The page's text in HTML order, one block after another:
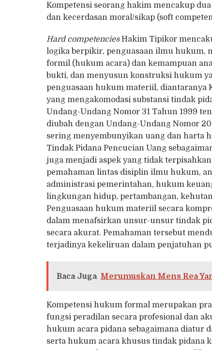
Kompetensi seorang hakim mencakup
dan kecerdasan moral/sikap (soft
Hard competenciesHakim Tipikor
logika berpikir, penguasaan ilmu hukum,
formil (hukum acara) dan kemampuan
bukti, dan menyusun konstruksi hukum
penguasaan hukum materiil, diantaranya
yang mengakomodasi substansi tindak
Undang-Undang Nomor 31 Tahun 1999
diubah dengan Undang-Undang Nomor
sering menyembunyikan uang dan harta
Tindak Pidana Pencucian Uang
juga menjadi aspek yang tidak
pemahaman lintas disiplin ilmu hukum,
administrasi pemerintahan, hukum
lingkungan hidup, pertambangan,
Penguasaan hukum materiil secara
dalam menafsirkan unsur-unsur tindak
secara akurat. Pemahaman tersebut
terjadinya kekeliruan dalam penjatuhan
Baca Juga Merumuskan Mens Rea
Kompetensi hukum formal merupakan
fungsi peradilan secara profesional dan
hukum acara pidana sebagaimana diatur
serta hukum acara khusus tindak pidana